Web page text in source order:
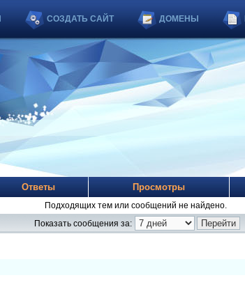
СОЗДАТЬ САЙТ ДОМЕНЫ
Ответы Просмотры
Подходящих тем или сообщений не найдено.
Показать сообщения за: